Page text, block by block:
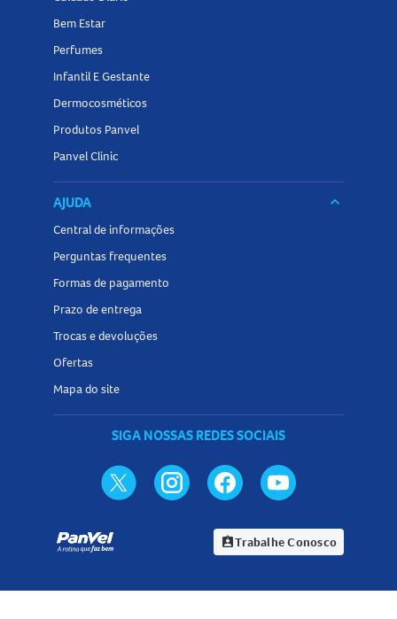
Bem Estar
Perfumes
Infantil E Gestante
Dermocosméticos
Produtos Panvel
Panvel Clinic
AJUDA keyboard_arrow_down
Central de informações
Perguntas frequentes
Formas de pagamento
Prazo de entrega
Trocas e devoluções
Ofertas
Mapa do site
SIGA NOSSAS REDES SOCIAIS
assignment_indTrabalhe Conosco